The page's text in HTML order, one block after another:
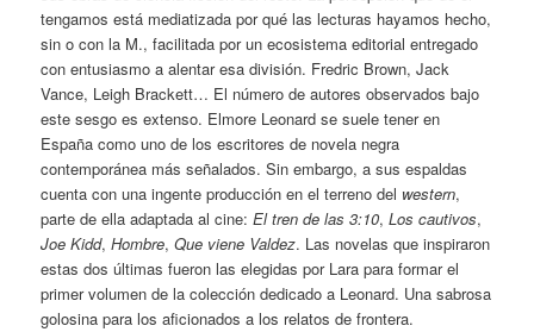
tengamos está mediatizada por qué las lecturas hayamos hecho,
sin o con la M., facilitada por un ecosistema editorial entregado
con entusiasmo a alentar esa división. Fredric Brown, Jack
Vance, Leigh Brackett… El número de autores observados bajo
este sesgo es extenso. Elmore Leonard se suele tener en
España como uno de los escritores de novela negra
contemporánea más señalados. Sin embargo, a sus espaldas
cuenta con una ingente producción en el terreno del western,
parte de ella adaptada al cine:El tren de las 3:10,Los cautivos,
Joe Kidd,Hombre,Que viene Valdez. Las novelas que inspiraron
estas dos últimas fueron las elegidas por Lara para formar el
primer volumen de la colección dedicado a Leonard. Una sabrosa
golosina para los aficionados a los relatos de frontera.